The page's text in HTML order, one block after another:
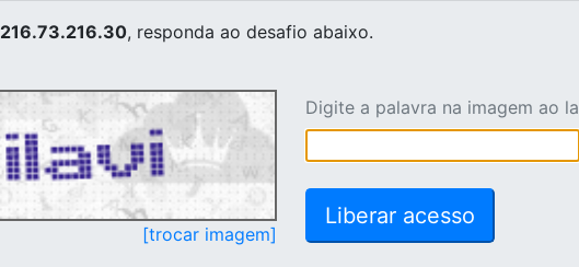
216.73.216.30, responda ao desafio abaixo.
[trocar imagem]
Digite a palavra na imagem ao